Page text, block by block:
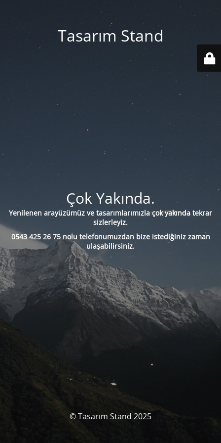
Tasarım Stand
Çok Yakında.
Yenilenen arayüzümüz ve tasarımlarımızla çok yakında tekrar
sizlerleyiz.
0543 425 26 75 nolu telefonumuzdan bize istediğiniz zaman
ulaşabilirsiniz.
© Tasarım Stand 2025